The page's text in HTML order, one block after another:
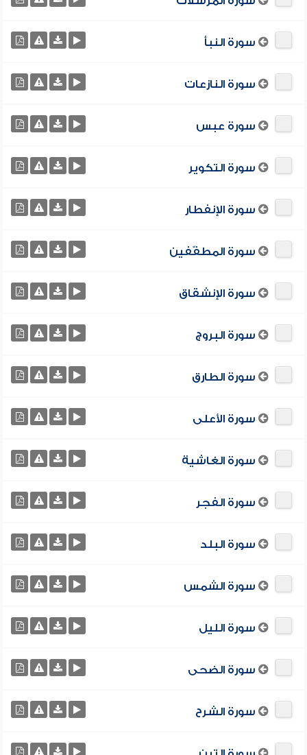
سورة النبأ
سورة النازعات
سورة عبس
سورة التكوير
سورة الإنفطار
سورة المطفّفين
سورة الإنشقاق
سورة البروج
سورة الطارق
سورة الأعلى
سورة الغاشية
سورة الفجر
سورة البلد
سورة الشمس
سورة الليل
سورة الضحى
سورة الشرح